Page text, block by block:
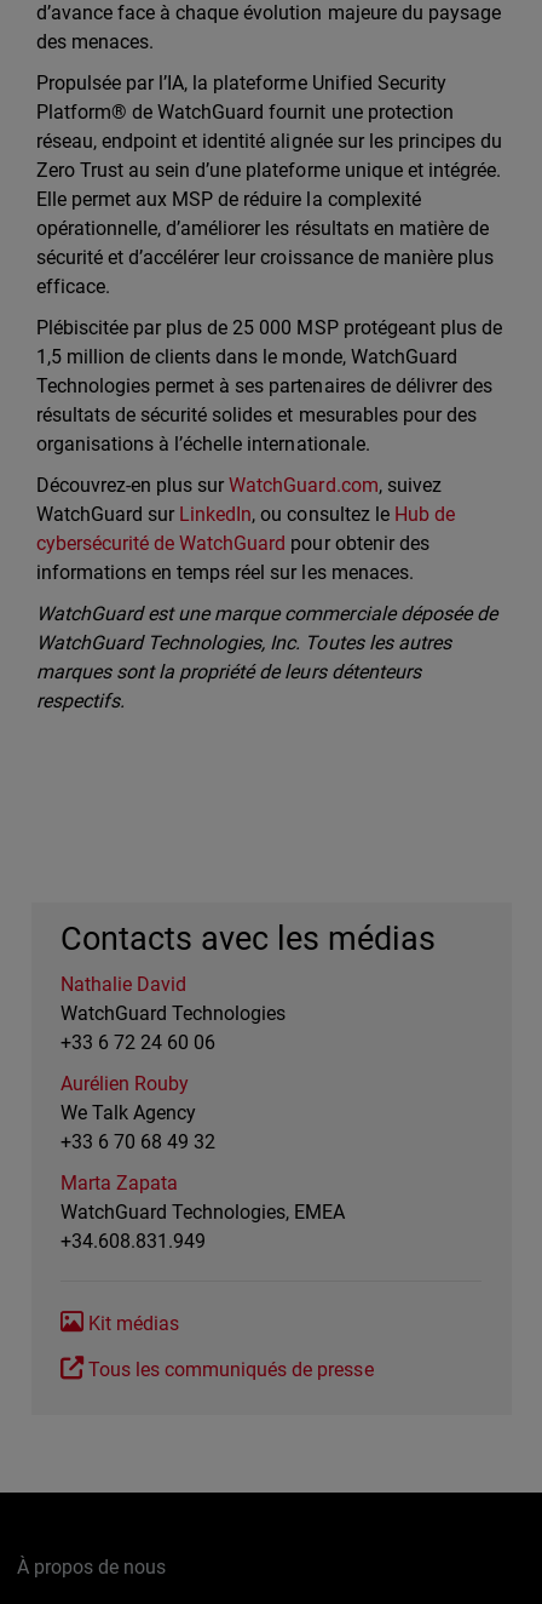
d’avance face à chaque évolution majeure du paysage
des menaces.
Propulsée par l’IA, la plateforme Unified Security
Platform® de WatchGuard fournit une protection
réseau, endpoint et identité alignée sur les principes du
Zero Trust au sein d’une plateforme unique et intégrée.
Elle permet aux MSP de réduire la complexité
opérationnelle, d’améliorer les résultats en matière de
sécurité et d’accélérer leur croissance de manière plus
efficace.
Plébiscitée par plus de 25 000 MSP protégeant plus de
1,5 million de clients dans le monde, WatchGuard
Technologies permet à ses partenaires de délivrer des
résultats de sécurité solides et mesurables pour des
organisations à l’échelle internationale.
Découvrez-en plus surWatchGuard.com, suivez
WatchGuard sur LinkedIn, ou consultez le Hub de
cybersécurité de WatchGuard pour obtenir des
informations en temps réel sur les menaces.
WatchGuard est une marque commerciale déposée de
WatchGuard Technologies, Inc. Toutes les autres
marques sont la propriété de leurs détenteurs
respectifs.
Contacts avec les médias
Nathalie David
WatchGuard Technologies
+33 6 72 24 60 06
Aurélien Rouby
We Talk Agency
+33 6 70 68 49 32
Marta Zapata
WatchGuard Technologies, EMEA
+34.608.831.949
Kit médias
Tous les communiqués de presse
À propos de nous